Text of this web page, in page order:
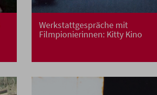
Werkstattgespräche mit
Filmpionierinnen: Kitty Kino